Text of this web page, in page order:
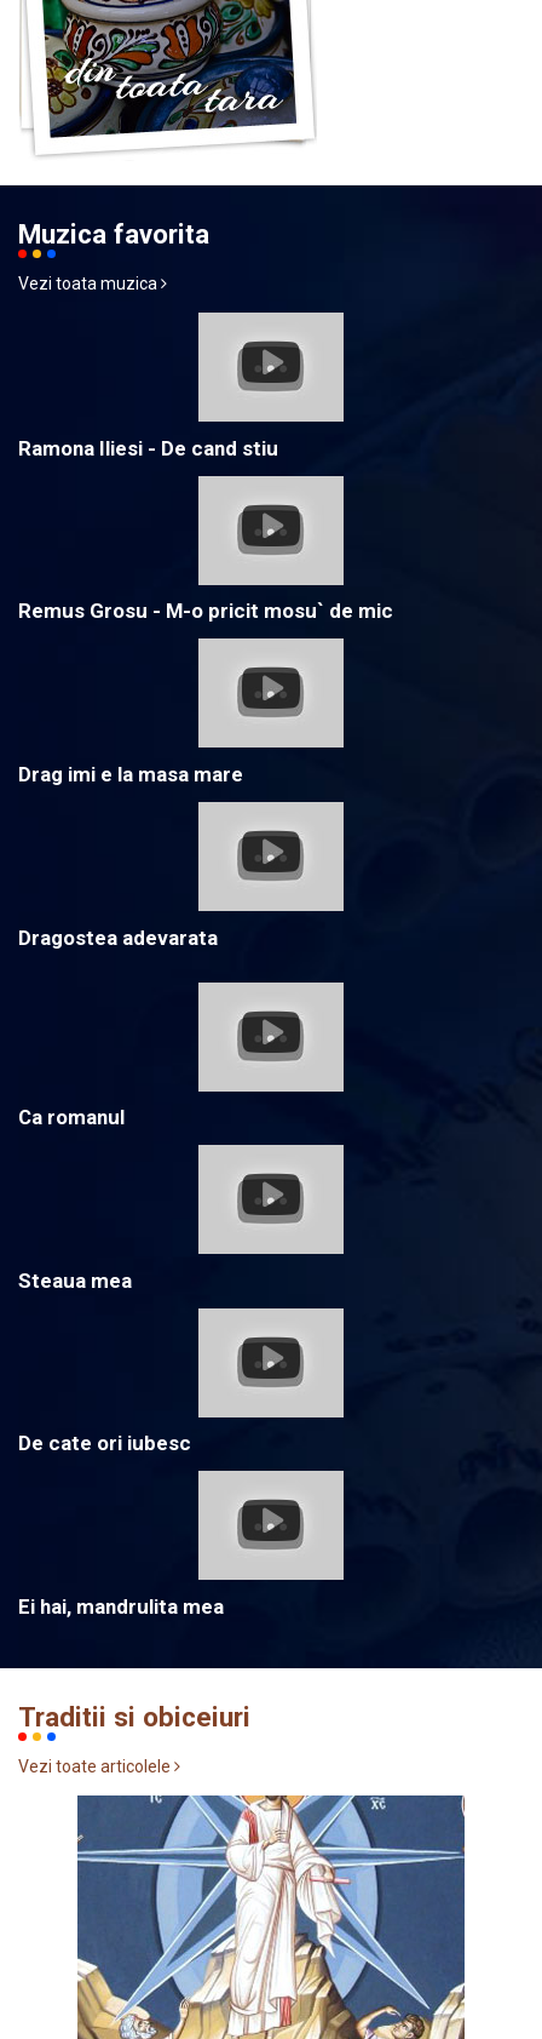
Muzica favorita
Vezi toata muzica
Ramona Iliesi - De cand stiu
Remus Grosu - M-o pricit mosu` de mic
Drag imi e la masa mare
Dragostea adevarata
Ca romanul
Steaua mea
De cate ori iubesc
Ei hai, mandrulita mea
Traditii si obiceiuri
Vezi toate articolele